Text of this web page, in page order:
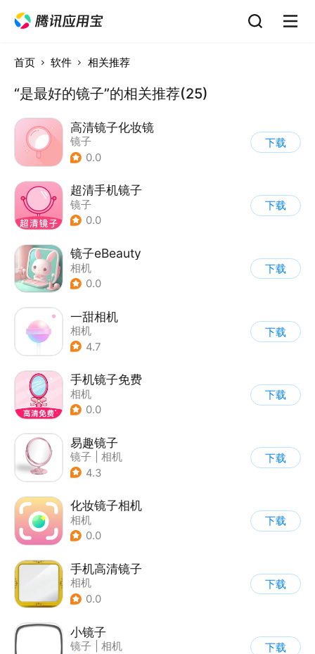
首页 软件 相关推荐
“是最好的镜子”的相关推荐(25)
高清镜子化妆镜
镜子
0.0
下载
超清手机镜子
镜子
0.0
下载
镜子eBeauty
相机
0.0
下载
一甜相机
相机
4.7
下载
手机镜子免费
相机
0.0
下载
易趣镜子
镜子
相机
4.3
下载
化妆镜子相机
相机
0.0
下载
手机高清镜子
相机
0.0
下载
小镜子
镜子
相机
下载